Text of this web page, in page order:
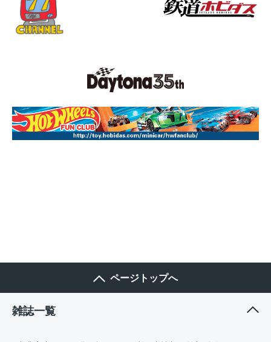
ページトップへ
雑誌一覧